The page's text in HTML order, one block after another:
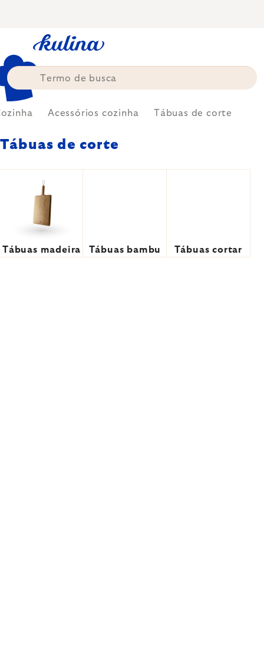
Acessórios cozinha Tábuas de corte
Tábuas de corte
Tábuas madeira Tábuas bambu Tábuas cortar